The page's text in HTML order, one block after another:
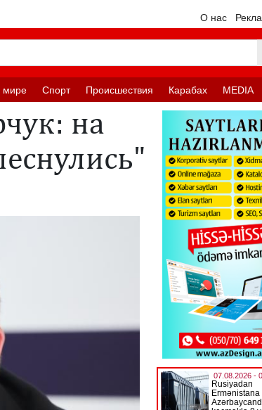
О нас
мире Спорт Происшествия Карабах MEDIA
на